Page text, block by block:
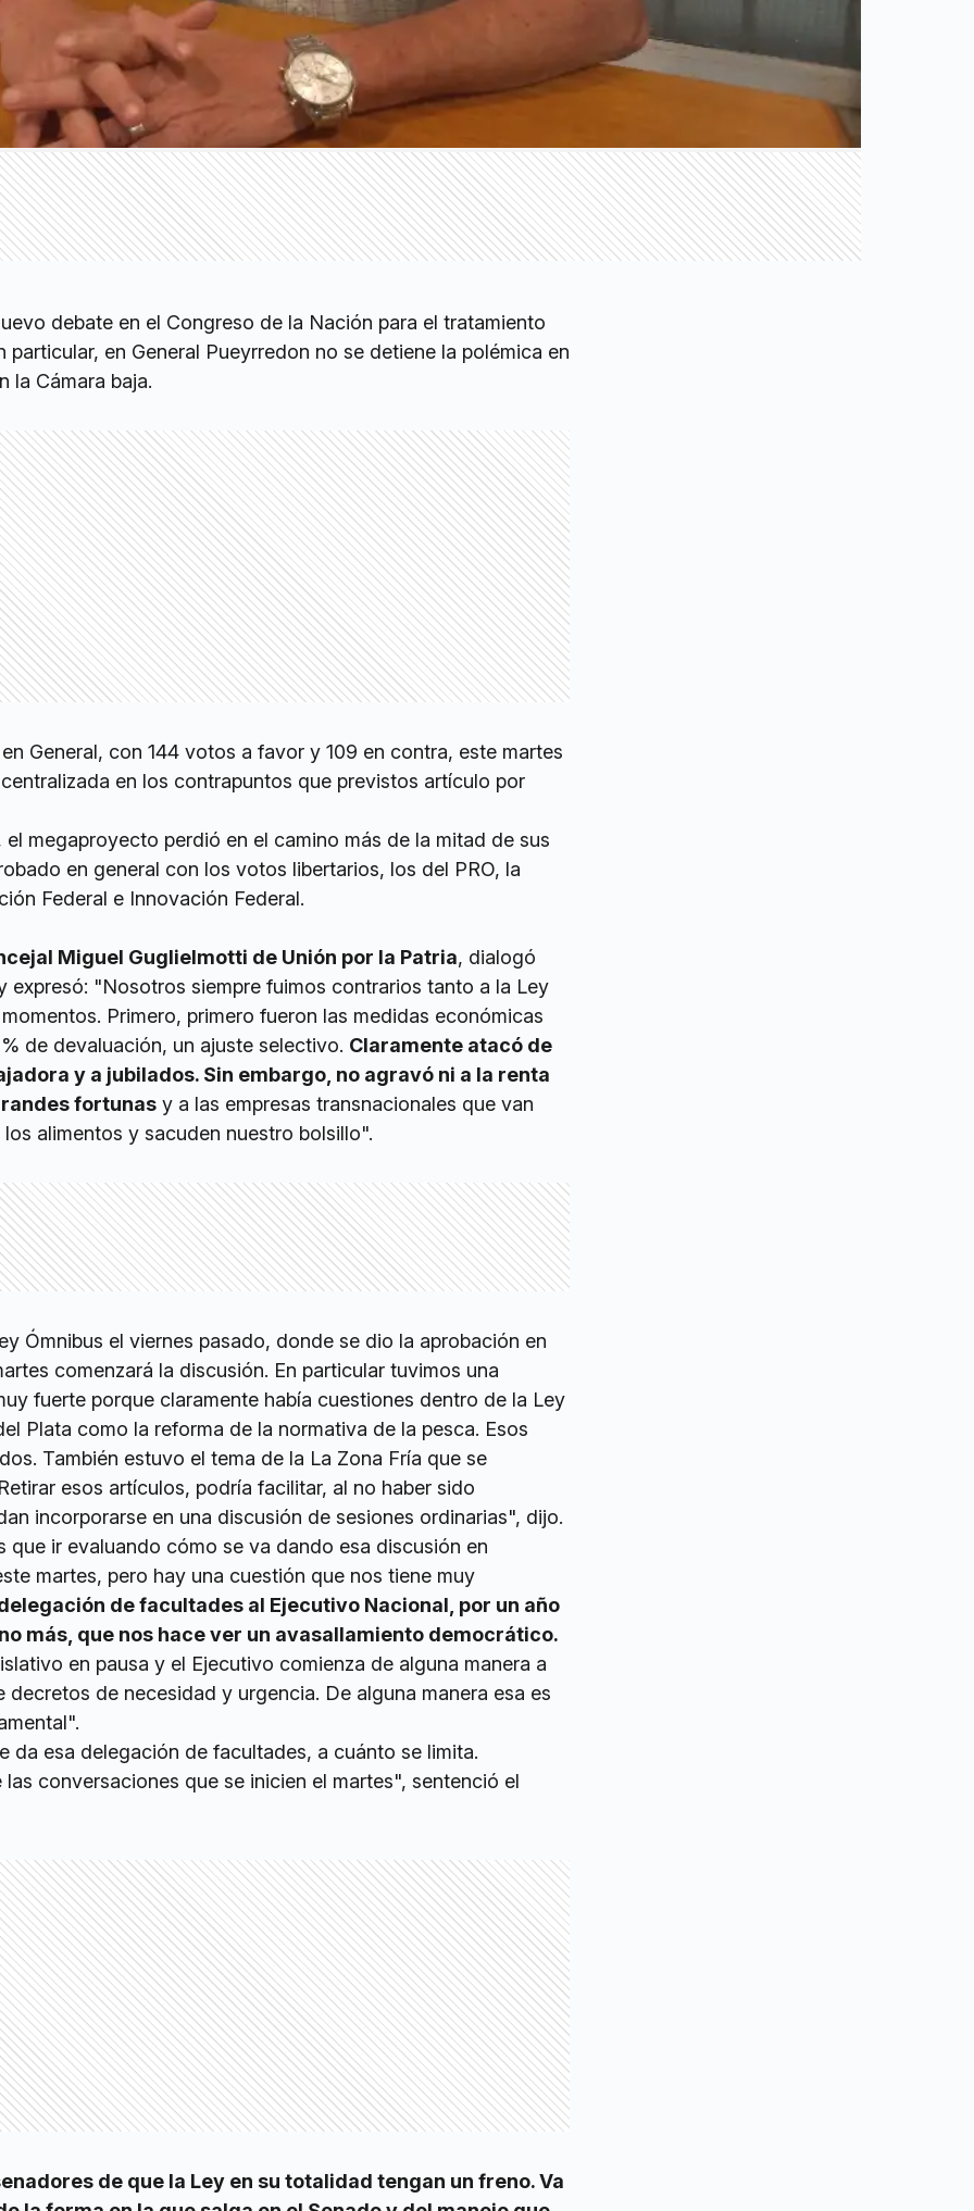
debate en el Congreso de la Nación para el tratamiento
particular, en General Pueyrredon no se detiene la polémica en
la Cámara baja.
General, con 144 votos a favor y 109 en contra, este martes
en los contrapuntos que previstos artículo por
megaproyecto perdió en el camino más de la mitad de sus
en general con los votos libertarios, los del PRO, la
Federal e Innovación Federal.
Miguel Guglielmotti de Unión por la Patria, dialogó
expresó: "Nosotros siempre fuimos contrarios tanto a la Ley
Primero, primero fueron las medidas económicas
de devaluación, un ajuste selectivo. Claramente atacó de
y a jubilados. Sin embargo, no agravó ni a la renta
fortunas y a las empresas transnacionales que van
alimentos y sacuden nuestro bolsillo".
Ómnibus el viernes pasado, donde se dio la aprobación en
comenzará la discusión. En particular tuvimos una
fuerte porque claramente había cuestiones dentro de la Ley
Plata como la reforma de la normativa de la pesca. Esos
También estuvo el tema de la La Zona Fría que se
esos artículos, podría facilitar, al no haber sido
incorporarse en una discusión de sesiones ordinarias", dijo.
que ir evaluando cómo se va dando esa discusión en
martes, pero hay una cuestión que nos tiene muy
de facultades al Ejecutivo Nacional, por un año
más, que nos hace ver un avasallamiento democrático.
en pausa y el Ejecutivo comienza de alguna manera a
decretos de necesidad y urgencia. De alguna manera esa es
da esa delegación de facultades, a cuánto se limita.
conversaciones que se inicien el martes", sentenció el
de que la Ley en su totalidad tengan un freno. Va